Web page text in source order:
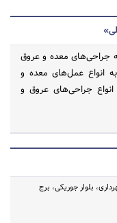
جراحی‌های معده و عروق
انواع عمل‌های معده و
جراحی‌های عروق و
بلوار جوریکی، برج